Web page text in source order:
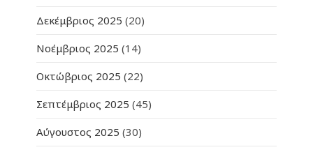
Δεκέμβριος 2025 (20)
Νοέμβριος 2025 (14)
Οκτώβριος 2025 (22)
Σεπτέμβριος 2025 (45)
Αύγουστος 2025 (30)